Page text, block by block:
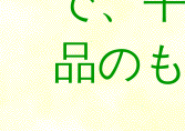
品の